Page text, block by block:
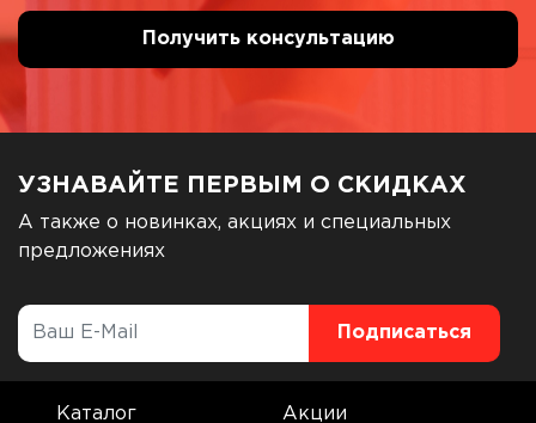
УЗНАВАЙТЕ ПЕРВЫМ О СКИДКАХ
А также о новинках, акциях и специальных
предложениях
Каталог Акции